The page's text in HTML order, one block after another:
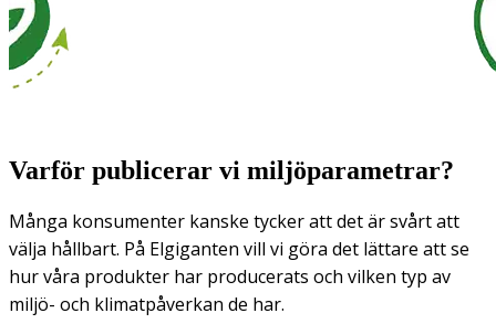
Varför publicerar vi miljöparametrar?
Många konsumenter kanske tycker att det är svårt att
välja hållbart. På Elgiganten vill vi göra det lättare att se
hur våra produkter har producerats och vilken typ av
miljö- och klimatpåverkan de har.